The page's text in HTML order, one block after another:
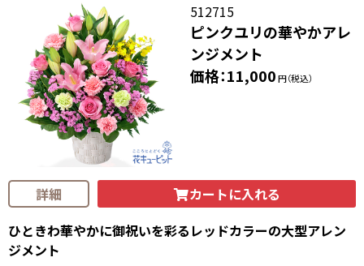
512715
ピンクユリの華やかアレ
ンジメント
価格：11,000円（税込）
詳細
カートに入れる
ひときわ華やかに御祝いを彩るレッドカラーの大型アレン
ジメント